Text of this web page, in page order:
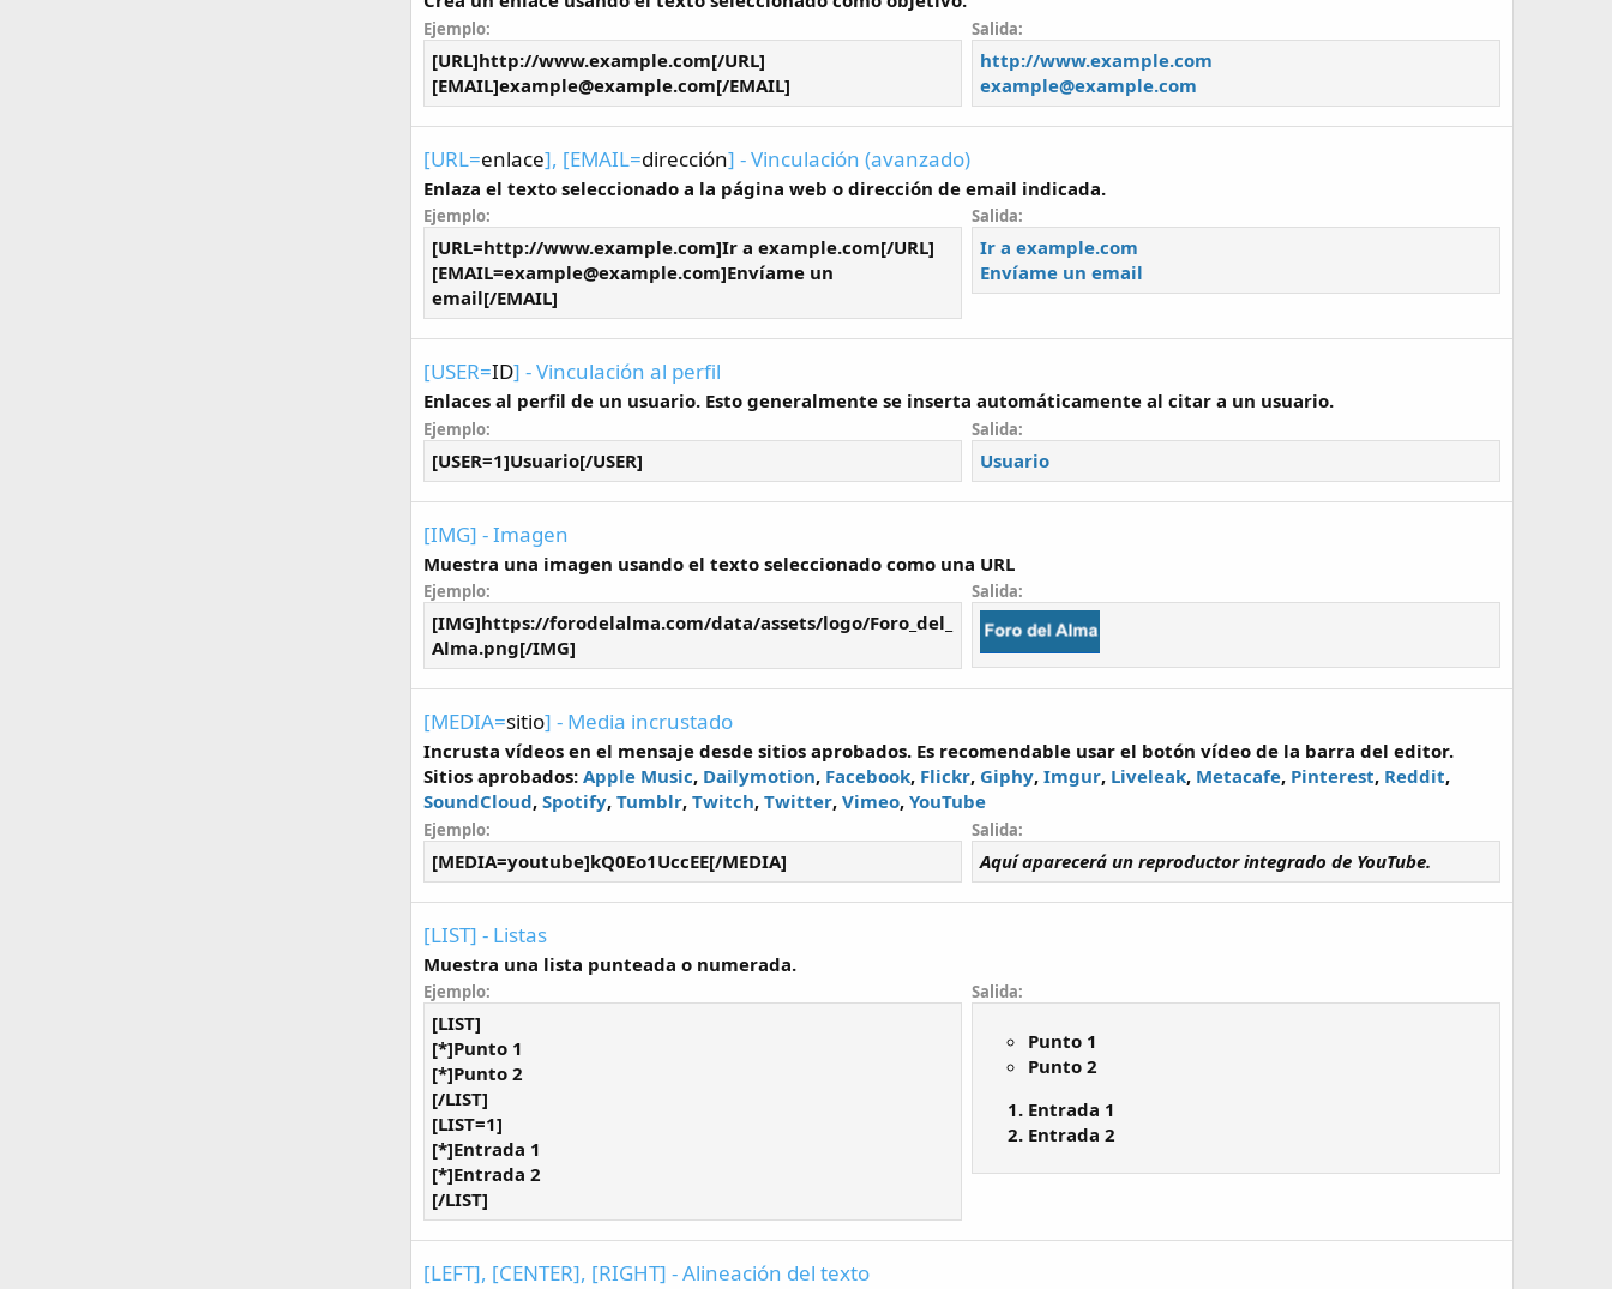
Ejemplo:
[URL]http://www.example.com[/URL]
[EMAIL]example@example.com[/EMAIL]
Salida:
http://www.example.com
example@example.com
[URL=enlace], [EMAIL=dirección] - Vinculación (avanzado)
Enlaza el texto seleccionado a la página web o dirección de email indicada.
Ejemplo:
[URL=http://www.example.com]Ir a example.com[/URL]
[EMAIL=example@example.com]Envíame un
email[/EMAIL]
Salida:
Ir a example.com
Envíame un email
[USER=ID] - Vinculación al perfil
Enlaces al perfil de un usuario. Esto generalmente se inserta automáticamente al citar a un usuario.
Ejemplo:
[USER=1]Usuario[/USER]
Salida:
Usuario
[IMG] - Imagen
Muestra una imagen usando el texto seleccionado como una URL
Ejemplo:
[IMG]https://forodelalma.com/data/assets/logo/Foro_del_
Alma.png[/IMG]
Salida:
[MEDIA=sitio] - Media incrustado
Incrusta vídeos en el mensaje desde sitios aprobados. Es recomendable usar el botón vídeo de la barra del editor.
Sitios aprobados: Apple Music, Dailymotion, Facebook, Flickr, Giphy, Imgur, Liveleak, Metacafe, Pinterest, Reddit,
SoundCloud, Spotify, Tumblr, Twitch, Twitter, Vimeo, YouTube
Ejemplo:
[MEDIA=youtube]kQ0Eo1UccEE[/MEDIA]
Salida:
Aquí aparecerá un reproductor integrado de YouTube.
[LIST] - Listas
Muestra una lista punteada o numerada.
Ejemplo:
[LIST]
[*]Punto 1
[*]Punto 2
[/LIST]
[LIST=1]
[*]Entrada 1
[*]Entrada 2
[/LIST]
Salida:
Punto 1
Punto 2
Entrada 1
Entrada 2
[LEFT], [CENTER], [RIGHT] - Alineación del texto